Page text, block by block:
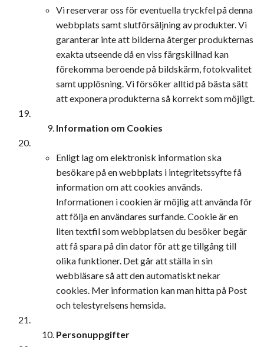
Vi reserverar oss för eventuella tryckfel på denna
webbplats samt slutförsäljning av produkter. Vi
garanterar inte att bilderna återger produkternas
exakta utseende då en viss färgskillnad kan
förekomma beroende på bildskärm, fotokvalitet
samt upplösning. Vi försöker alltid på bästa sätt
att exponera produkterna så korrekt som möjligt.
Information om Cookies
Enligt lag om elektronisk information ska
besökare på en webbplats i integritetssyfte få
information om att cookies används.
Informationen i cookien är möjlig att använda för
att följa en användares surfande. Cookie är en
liten textfil som webbplatsen du besöker begär
att få spara på din dator för att ge tillgång till
olika funktioner. Det går att ställa in sin
webbläsare så att den automatiskt nekar
cookies. Mer information kan man hitta på Post
och telestyrelsens hemsida.
Personuppgifter